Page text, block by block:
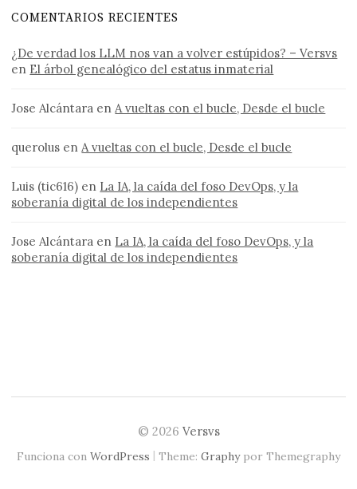
COMENTARIOS RECIENTES
¿De verdad los LLM nos van a volver estúpidos? – Versvs
en El árbol genealógico del estatus inmaterial
Jose Alcántara enA vueltas con el bucle, Desde el bucle
querolus enA vueltas con el bucle, Desde el bucle
Luis (tic616) en La IA, la caída del foso DevOps, y la
soberanía digital de los independientes
Jose Alcántara en La IA, la caída del foso DevOps, y la
soberanía digital de los independientes
© 2026 Versvs
Funciona con WordPress | Theme: Graphypor Themegraphy